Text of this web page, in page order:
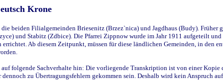
Krone
beiden Filialgemeinden Briesenitz (Brzez`nica) und Jagdhaus (Budy). Früher
und Stabitz (Zdbice). Die Pfarrei Zippnow wurde im Jahr 1911 aufgeteilt
Ab diesem Zeitpunkt, müssen für diese ländlichen Gemeinden, in den
folgende Sachverhalte hin: Die vorliegende Transkription ist von einer
zu Übertragungsfehlern gekommen sein. Deshalb wird kein Anspruch